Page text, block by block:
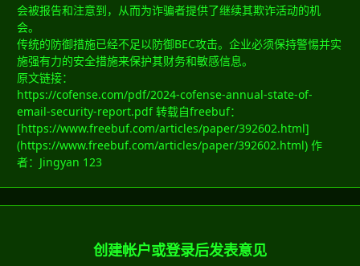
会被报告和注意到，从而为诈骗者提供了继续其欺诈活动的机
会。
传统的防御措施已经不足以防御BEC攻击。企业必须保持警惕并实
施强有力的安全措施来保护其财务和敏感信息。
原文链接：
https://cofense.com/pdf/2024-cofense-annual-state-of-
email-security-report.pdf 转载自freebuf：
[https://www.freebuf.com/articles/paper/392602.html]
(https://www.freebuf.com/articles/paper/392602.html) 作
者：Jingyan 123
创建帐户或登录后发表意见